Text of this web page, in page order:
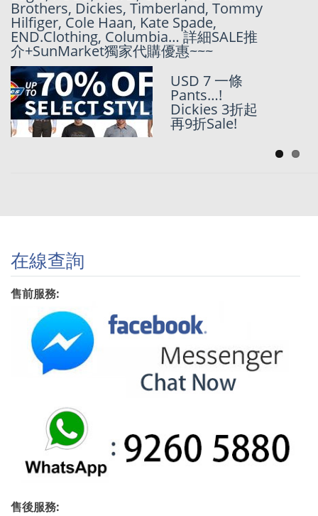
Brothers, Dickies, Timberland, Tommy
Hilfiger, Cole Haan, Kate Spade,
END.Clothing, Columbia… 詳細SALE推
介+SunMarket獨家代購優惠~~~
USD 7 一條
Pants…!
Dickies 3折起
再9折Sale!
折團開催!!!
在線查詢
售前服務:
售後服務: